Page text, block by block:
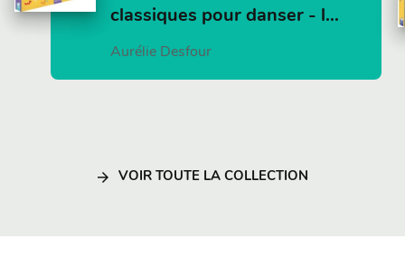
classiques pour danser - l…
Aurélie Desfour
arrow_forward VOIR TOUTE LA COLLECTION